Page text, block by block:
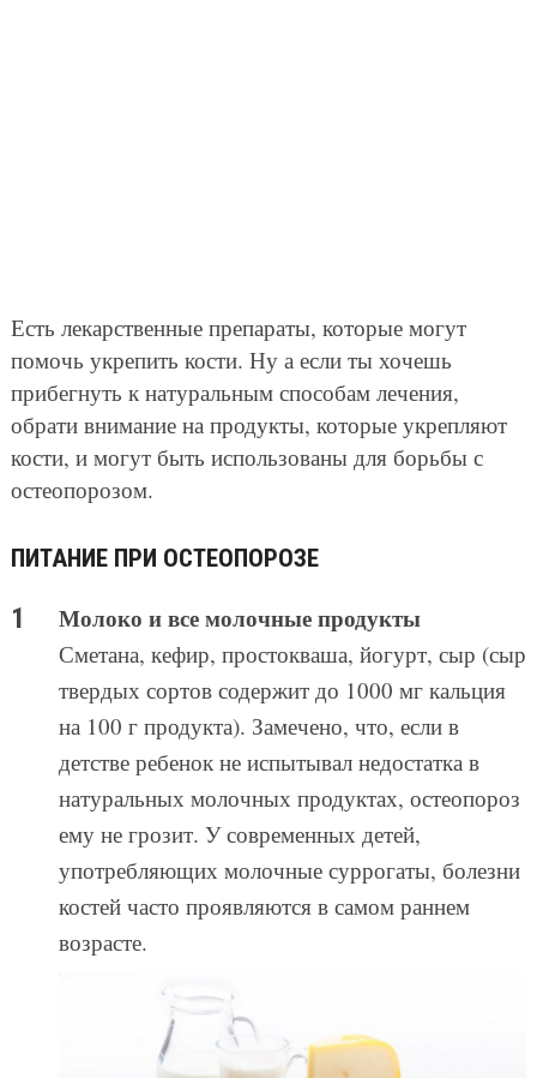
Есть лекарственные препараты, которые могут
помочь укрепить кости. Ну а если ты хочешь
прибегнуть к натуральным способам лечения,
обрати внимание на продукты, которые укрепляют
кости, и могут быть использованы для борьбы с
остеопорозом.
ПИТАНИЕ ПРИ ОСТЕОПОРОЗЕ
Молоко и все молочные продукты
Сметана, кефир, простокваша, йогурт, сыр (сыр
твердых сортов содержит до 1000 мг кальция
на 100 г продукта). Замечено, что, если в
детстве ребенок не испытывал недостатка в
натуральных молочных продуктах, остеопороз
ему не грозит. У современных детей,
употребляющих молочные суррогаты, болезни
костей часто проявляются в самом раннем
возрасте.